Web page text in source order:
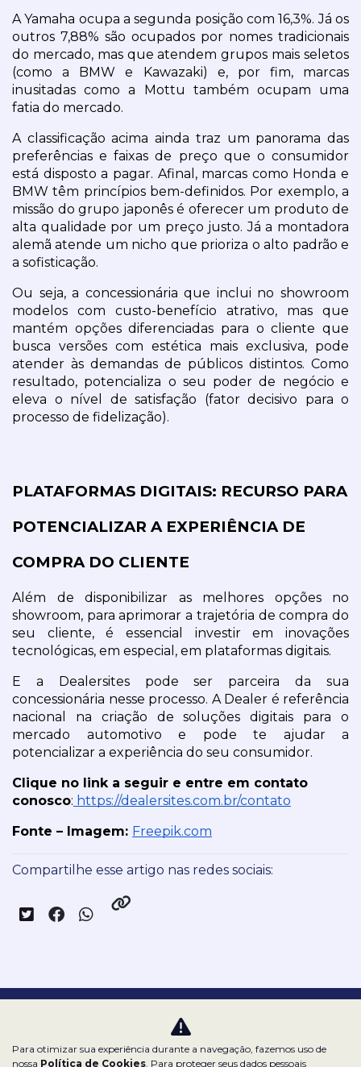
A Yamaha ocupa a segunda posição com 16,3%. Já os
outros 7,88% são ocupados por nomes tradicionais
do mercado, mas que atendem grupos mais seletos
(como a BMW e Kawazaki) e, por fim, marcas
inusitadas como a Mottu também ocupam uma
fatia do mercado.
A classificação acima ainda traz um panorama das
preferências e faixas de preço que o consumidor
está disposto a pagar. Afinal, marcas como Honda e
BMW têm princípios bem-definidos. Por exemplo, a
missão do grupo japonês é oferecer um produto de
alta qualidade por um preço justo. Já a montadora
alemã atende um nicho que prioriza o alto padrão e
a sofisticação.
Ou seja, a concessionária que inclui no showroom
modelos com custo-benefício atrativo, mas que
mantém opções diferenciadas para o cliente que
busca versões com estética mais exclusiva, pode
atender às demandas de públicos distintos. Como
resultado, potencializa o seu poder de negócio e
eleva o nível de satisfação (fator decisivo para o
processo de fidelização).
PLATAFORMAS DIGITAIS: RECURSO PARA
POTENCIALIZAR A EXPERIÊNCIA DE
COMPRA DO CLIENTE
Além de disponibilizar as melhores opções no
showroom, para aprimorar a trajetória de compra do
seu cliente, é essencial investir em inovações
tecnológicas, em especial, em plataformas digitais.
E a Dealersites pode ser parceira da sua
concessionária nesse processo. A Dealer é referência
nacional na criação de soluções digitais para o
mercado automotivo e pode te ajudar a
potencializar a experiência do seu consumidor.
Clique no link a seguir e entre em contato
conosco: https://dealersites.com.br/contato
Fonte – Imagem: Freepik.com
Compartilhe esse artigo nas redes sociais:
Para otimizar sua experiência durante a navegação, fazemos uso de
nossa Política de Cookies. Para proteger seus dados pessoais